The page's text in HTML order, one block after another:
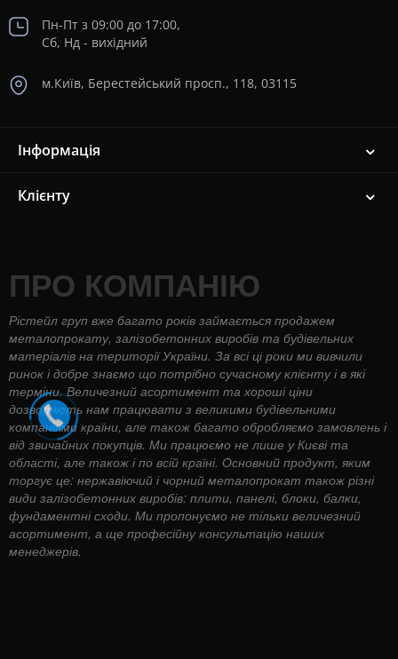
Пн-Пт з 09:00 до 17:00,
Сб, Нд - вихідний
м.Київ, Берестейський просп., 118, 03115
Інформація
Клієнту
ПРО КОМПАНІЮ
Рістейл груп вже багато років займається продажем
металопрокату, залізобетонних виробів та будівельних
матеріалів на території України. За всі ці роки ми вивчили
ринок і добре знаємо що потрібно сучасному клієнту і в які
терміни. Величезний асортимент та хороші ціни
дозволяють нам працювати з великими будівельними
компаніями країни, але також багато обробляємо замовлень і
від звичайних покупців. Ми працюємо не лише у Києві та
області, але також і по всій країні. Основний продукт, яким
торгує це: нержавіючий і чорний металопрокат також різні
види залізобетонних виробів: плити, панелі, блоки, балки,
фундаментні сходи. Ми пропонуємо не тільки величезний
асортимент, а ще професійну консультацію наших
менеджерів.